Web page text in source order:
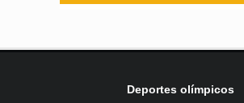
Deportes olímpicos